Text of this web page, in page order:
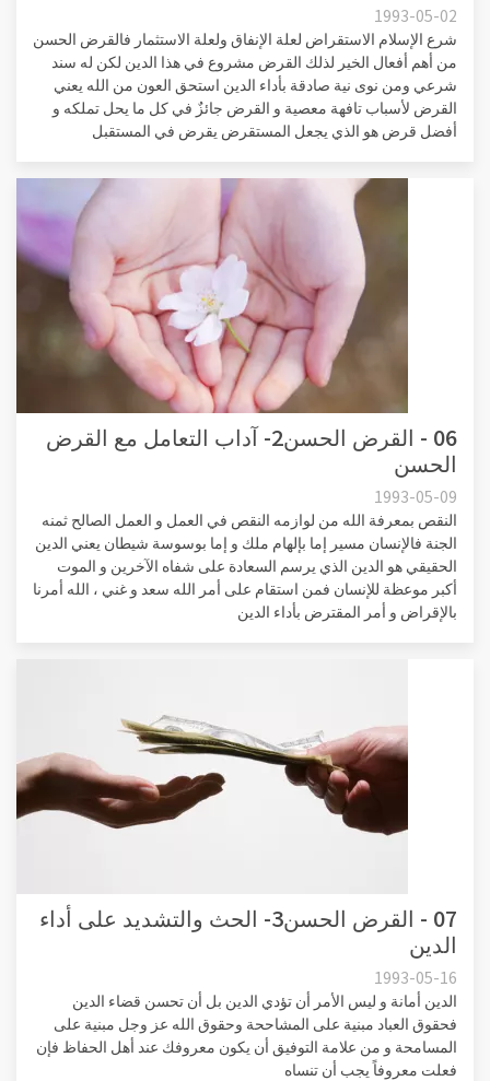
1993-05-02
شرع الإسلام الاستقراض لعلة الإنفاق ولعلة الاستثمار فالقرض الحسن
من أهم أفعال الخير لذلك القرض مشروع في هذا الدين لكن له سند
شرعي ومن نوى نية صادقة بأداء الدين استحق العون من الله يعني
القرض لأسباب تافهة معصية و القرض جائزٌ في كل ما يحل تملكه و
أفضل قرض هو الذي يجعل المستقرض يقرض في المستقبل
06 - القرض الحسن2- آداب التعامل مع القرض
الحسن
1993-05-09
النقص بمعرفة الله من لوازمه النقص في العمل و العمل الصالح ثمنه
الجنة فالإنسان مسير إما بإلهام ملك و إما بوسوسة شيطان يعني الدين
الحقيقي هو الدين الذي يرسم السعادة على شفاه الآخرين و الموت
أكبر موعظة للإنسان فمن استقام على أمر الله سعد و غني ، الله أمرنا
بالإقراض و أمر المقترض بأداء الدين
07 - القرض الحسن3- الحث والتشديد على أداء
الدين
1993-05-16
الدين أمانة و ليس الأمر أن تؤدي الدين بل أن تحسن قضاء الدين
فحقوق العباد مبنية على المشاححة وحقوق الله عز وجل مبنية على
المسامحة و من علامة التوفيق أن يكون معروفك عند أهل الحفاظ فإن
فعلت معروفاً يجب أن تنساه